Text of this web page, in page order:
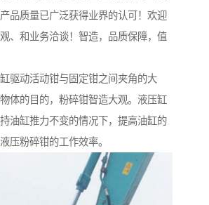
品质量已广泛获得业界的认可！欢迎
、和业务洽谈！智造，品质保障，值
驱动活动钳与固定钳之间夹角的大
体的目的，粉碎钳智造大观。液压缸
油缸推力不变的情况下，提高油缸的
压粉碎钳的工作效率。